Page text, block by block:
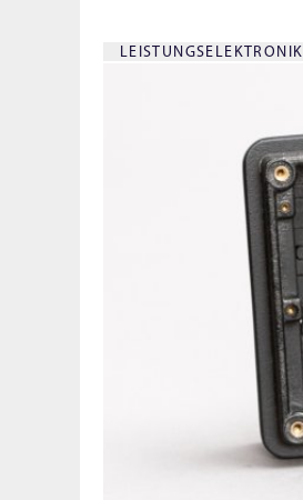
LEISTUNGSELEKTRONIK